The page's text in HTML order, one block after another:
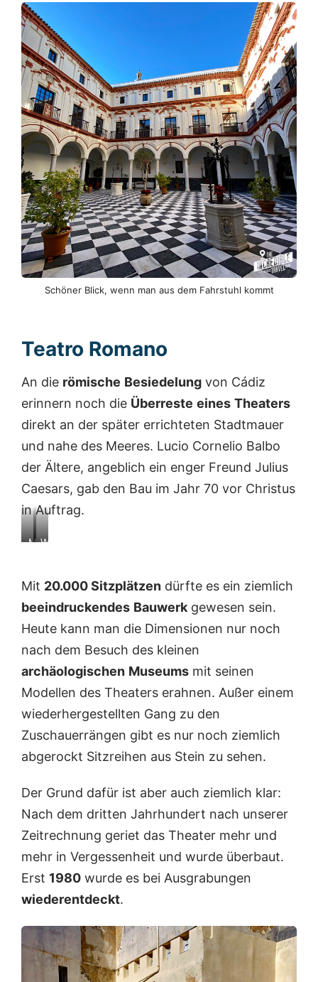
Schöner Blick, wenn man aus dem Fahrstuhl kommt
Teatro Romano
An die römische Besiedelung von Cádiz
erinnern noch die Überreste eines Theaters
direkt an der später errichteten Stadtmauer
und nahe des Meeres. Lucio Cornelio Balbo
der Ältere, angeblich ein enger Freund Julius
Caesars, gab den Bau im Jahr 70 vor Christus
in Auftrag.
M
e
l
d
s
r
m
i
c
h
T
h
a
t
r
s
W
h
a
t
D
c
h
l
o
s
o
n
e
r
?
Mit 20.000 Sitzplätzen dürfte es ein ziemlich
beeindruckendes Bauwerk gewesen sein.
Heute kann man die Dimensionen nur noch
nach dem Besuch des kleinen
archäologischen Museums mit seinen
Modellen des Theaters erahnen. Außer einem
wiederhergestellten Gang zu den
Zuschauerrängen gibt es nur noch ziemlich
abgerockt Sitzreihen aus Stein zu sehen.
Der Grund dafür ist aber auch ziemlich klar:
Nach dem dritten Jahrhundert nach unserer
Zeitrechnung geriet das Theater mehr und
mehr in Vergessenheit und wurde überbaut.
Erst 1980 wurde es bei Ausgrabungen
wiederentdeckt.